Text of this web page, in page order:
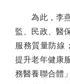
為此，李燕
監、民政、醫
服務質量防線
提升老年健康
務醫養聯合體